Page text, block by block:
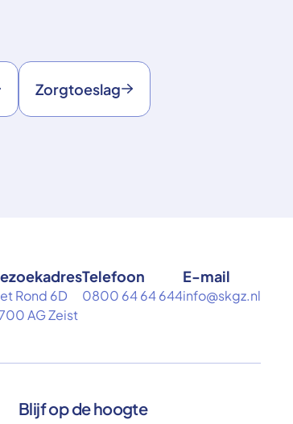
Zorgtoeslag
Rond 6D
AG Zeist
Telefoon
0800 64 64 644
E-mail
info@skgz.nl
Blijf op de hoogte